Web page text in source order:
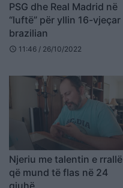
PSG dhe Real Madrid në
“luftë” për yllin 16-vjeçar
brazilian
schedule 11:46 / 26/10/2022
Njeriu me talentin e rrallë
që mund të flas në 24
gjuhë